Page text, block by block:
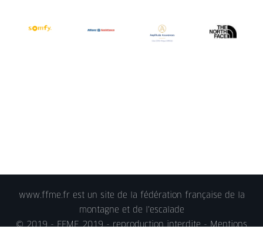
www.ffme.fr est un site de la fédération française de la
montagne et de l'escalade
© 2019 - FFME 2019 - reproduction interdite -Mentions